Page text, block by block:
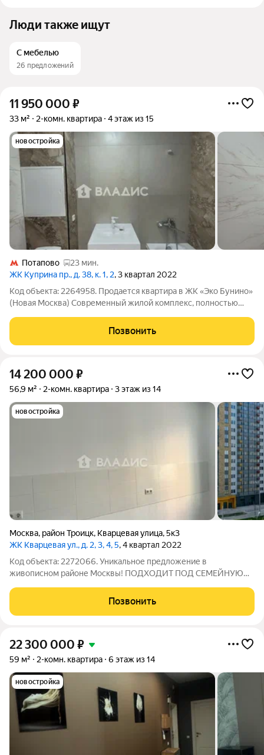
Люди также ищут
С мебелью
26 предложений
11 950 000 ₽
33 м² 2-комн. квартира 4 этаж из 15
новостройка
Потапово
23 мин.
ЖК Куприна пр., д. 38, к. 1, 2, 3 квартал 2022
Код объекта: 2264958. Продается квартира в ЖК «Эко Бунино»
(Новая Москва) Современный жилой комплекс, полностью
школа, детские сады, ледовая арена, магазины и вся
необходимая инфраструктура. В
Позвонить
14 200 000 ₽
56,9 м² 2-комн. квартира 3 этаж из 14
новостройка
Москва, район Троицк, Кварцевая улица,5к3
ЖК Кварцевая ул., д. 2, 3, 4, 5, 4 квартал 2022
Код объекта: 2272066. Уникальное предложение в
живописном районе Москвы! ПОДХОДИТ ПОД СЕМЕЙНУЮ
доме на Кварцевой улице, 5к3 в Троицке. Квартира
расположена на 3 этаже 14-этажного монолитного
Позвонить
22 300 000 ₽
59 м² 2-комн. квартира 6 этаж из 14
новостройка